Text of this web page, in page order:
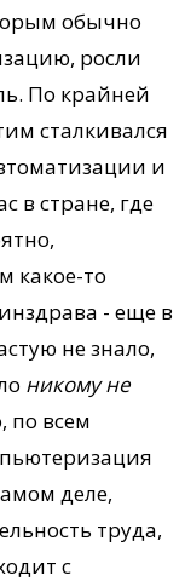
обычно
росли
По крайней
сталкивался
и
в стране, где
какое-то
- еще в
не знало,
никому не
по всем
деле,
труда,
с